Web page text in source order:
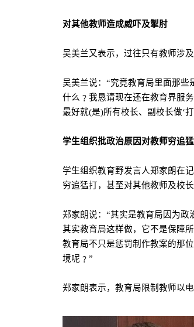
对其他教师造成威吓及掣肘
吴美兰又表示，过往只有教师涉
吴美兰说：“究竟教育局里面那
什么﹖我恳请现在还在教育界服
最好就(是)所有校长、副校长做‘
学生组织批政治原因对教师穷追
学生组织教育野发言人郑家朗在
穷追猛打，甚至对其他教师及校长
郑家朗说：“其实是教育局因为政
其实教育局这样做，它不是保障
教育局不只是惩罚制作教案的那
境呢﹖”
郑家朗表示，教育局限制教师以